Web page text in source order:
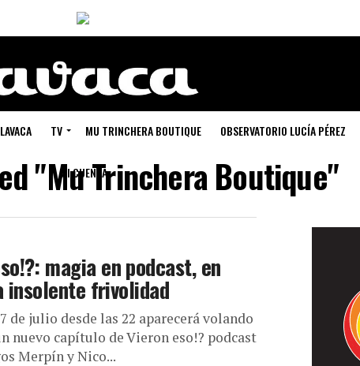
TV MU TRINCHERA BOUTIQUE OBSERVATORIO LUCÍA PÉREZ
MI CUENTA
"Mu Trinchera Boutique"
magia en podcast, en
insolente frivolidad
de julio desde las 22 aparecerá volando
nuevo capítulo de Vieron eso!? podcast
Merpín y Nico...